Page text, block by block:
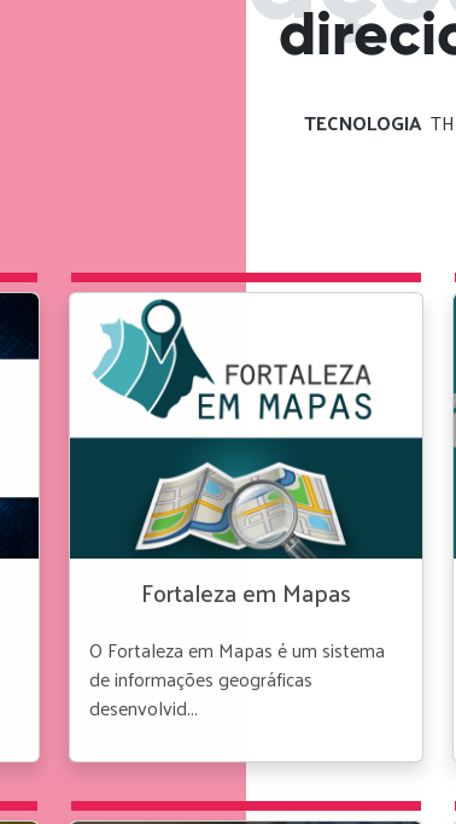
TECNOLOGIA
Fortaleza em Mapas
O Fortaleza em Mapas é um sistema
de informações geográficas
desenvolvid...